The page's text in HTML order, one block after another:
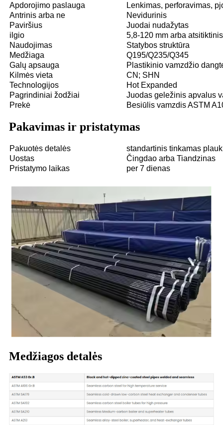
Apdorojimo paslauga
Lenkimas, perforavimas,
Antrinis arba ne
Nevidurinis
Paviršius
Juodai nudažytas
ilgio
5,8-120 mm arba atsitiktinis
Naudojimas
Statybos struktūra
Medžiaga
Q195/Q235/Q345
Galų apsauga
Plastikinio vamzdžio
Kilmės vieta
CN; SHN
Technologijos
Hot Expanded
Pagrindiniai žodžiai
Juodas geležinis apvalus
Prekė
Besiūlis vamzdis ASTM
Pakavimas ir pristatymas
Pakuotės detalės
standartinis tinkamas
Uostas
Čingdao arba Tiandzinas
Pristatymo laikas
per 7 dienas
Medžiagos detalės